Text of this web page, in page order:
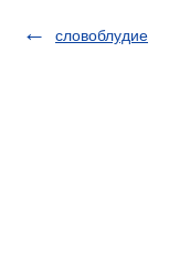
словоблудие